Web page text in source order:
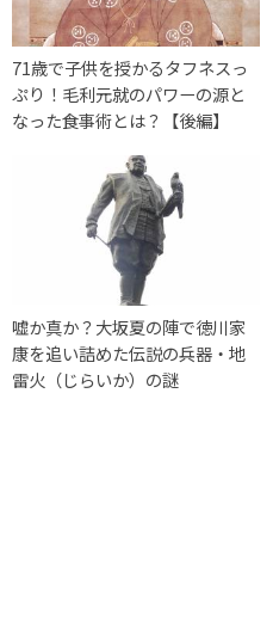
71歳で子供を授かるタフネスっ
ぷり！毛利元就のパワーの源と
なった食事術とは？【後編】
嘘か真か？大坂夏の陣で徳川家
康を追い詰めた伝説の兵器・地
雷火（じらいか）の謎